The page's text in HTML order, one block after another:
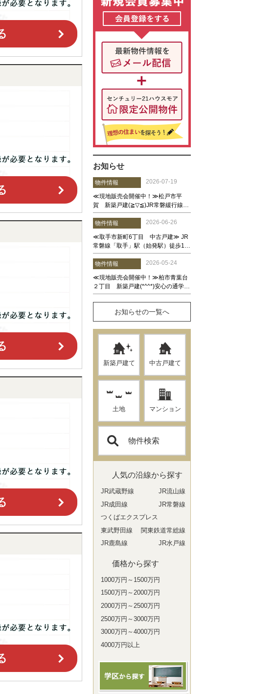
お知らせ
お知らせの一覧へ
新築戸建て 中古戸建て
土地 マンション
物件検索
人気の沿線から探す
JR武蔵野線
JR流山線
JR成田線
JR常磐線
つくばエクスプレス
東武野田線
関東鉄道常総線
JR鹿島線
JR水戸線
価格から探す
1000万円～1500万円
1500万円～2000万円
2000万円～2500万円
2500万円～3000万円
3000万円～4000万円
4000万円以上